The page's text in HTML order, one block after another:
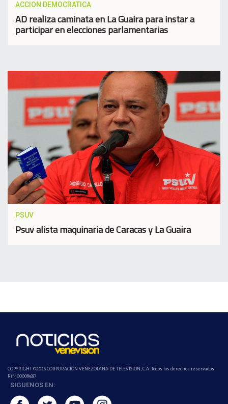
ACCION DEMOCRATICA
AD realiza caminata en La Guaira para instar a
participar en elecciones parlamentarias
PSUV
Psuv alista maquinaria de Caracas y La Guaira
COPYRIGHT ©2026 CORPORACIÓN VENEZOLANA DE TELEVISION, C.A. Todos los derechos reservados.
Rif-j000089337
SIGUENOS EN: